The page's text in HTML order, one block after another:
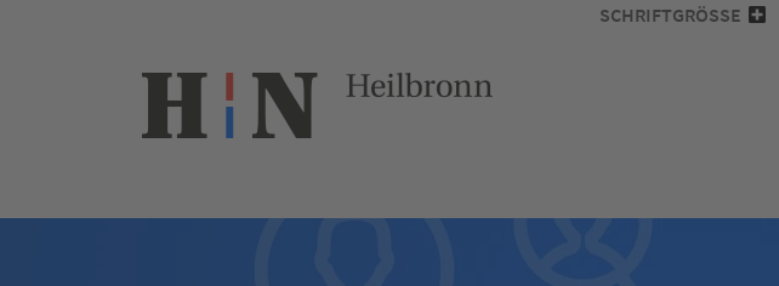
SCHRIFTGRÖSSE